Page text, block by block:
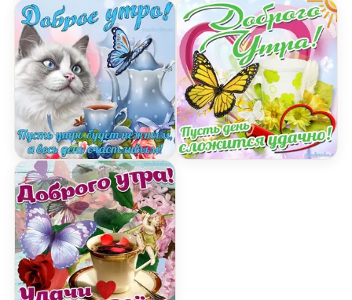
Открытка Доброе Утро с котиком бабочкой и
Открытка с Добрым